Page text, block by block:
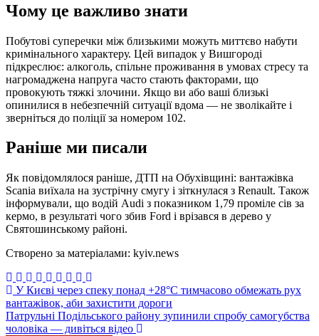
Чому це важливо знати
Побутові суперечки між близькими можуть миттєво набути
кримінального характеру. Цей випадок у Вишгороді
підкреслює: алкоголь, спільне проживання в умовах стресу та
нагромаджена напруга часто стають факторами, що
провокують тяжкі злочини. Якщо ви або ваші близькі
опинилися в небезпечній ситуації вдома — не зволікайте і
зверніться до поліції за номером 102.
Раніше ми писали
Як повідомлялося раніше, ДТП на Обухівщині: вантажівка
Scania виїхала на зустрічну смугу і зіткнулася з Renault. Також
інформували, що водій Audi з показником 1,79 проміле сів за
кермо, в результаті чого збив Ford і врізався в дерево у
Святошинському районі.
Створено за матеріалами: kyiv.news
Навігація
записів
У Києві через спеку понад +28°C тимчасово обмежать рух
вантажівок, аби захистити дороги
Патрульні Подільського району зупинили спробу самогубства
чоловіка — дивіться відео